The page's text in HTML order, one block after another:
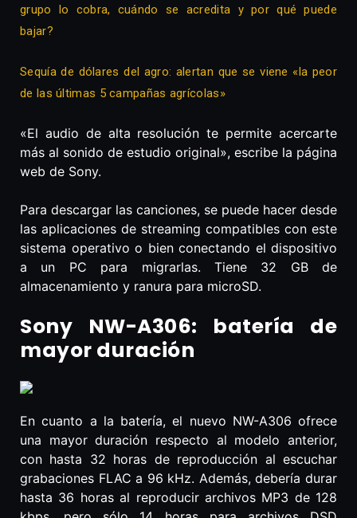
grupo lo cobra, cuándo se acredita y por qué puede
bajar?
Sequía de dólares del agro: alertan que se viene «la peor
de las últimas 5 campañas agrícolas»
«El audio de alta resolución te permite acercarte
más al sonido de estudio original», escribe la página
web de Sony.
Para descargar las canciones, se puede hacer desde
las aplicaciones de streaming compatibles con este
sistema operativo o bien conectando el dispositivo
a un PC para migrarlas. Tiene 32 GB de
almacenamiento y ranura para microSD.
Sony NW-A306: batería de
mayor duración
En cuanto a la batería, el nuevo NW-A306 ofrece
una mayor duración respecto al modelo anterior,
con hasta 32 horas de reproducción al escuchar
grabaciones FLAC a 96 kHz. Además, debería durar
hasta 36 horas al reproducir archivos MP3 de 128